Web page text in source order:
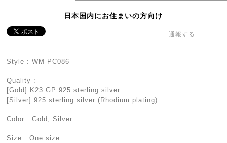
日本国内にお住まいの方向け
通報する
Style : WM-PC086
Quality :
[Gold] K23 GP 925 sterling silver
[Silver] 925 sterling silver (Rhodium plating)
Color : Gold, Silver
Size : One size